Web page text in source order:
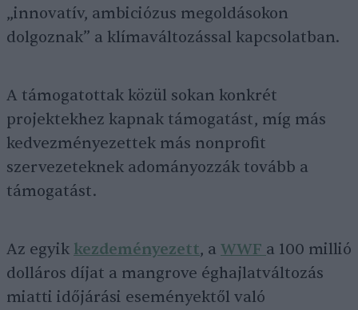
„innovatív, ambiciózus megoldásokon
dolgoznak” a klímaváltozással kapcsolatban.
A támogatottak közül sokan konkrét
projektekhez kapnak támogatást, míg más
kedvezményezettek más nonprofit
szervezeteknek adományozzák tovább a
támogatást.
Az egyik kezdeményezett, a WWF a 100 millió
dolláros díjat a mangrove éghajlatváltozás
miatti időjárási eseményektől való